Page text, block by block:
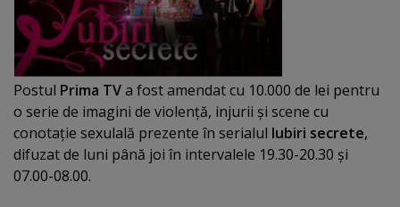
Postul Prima TVa fost amendat cu 10.000 de lei pentru
o serie de imagini de violenţă, injurii şi scene cu
conotaţie sexulală prezente în serialul Iubiri secrete,
difuzat de luni până joi în intervalele 19.30-20.30 şi
07.00-08.00.